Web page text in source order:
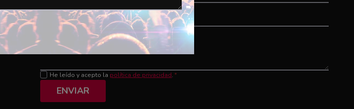
Mensaje
He leído y acepto la política de privacidad. *
ENVIAR